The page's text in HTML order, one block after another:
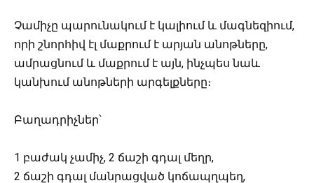
Չամիչը պարունակում է կալիում և մագնեզիում,
որի շնորհիվ էլ մաքրում է արյան անոթները,
ամրացնում և մաքրում է այն, ինչպես նաև
կանխում անոթների արգելքները։
Բաղադրիչներ՝
1 բաժակ չամիչ, 2 ճաշի գդալ մեղր,
2 ճաշի գդալ մանրացված կոճապղպեղ,